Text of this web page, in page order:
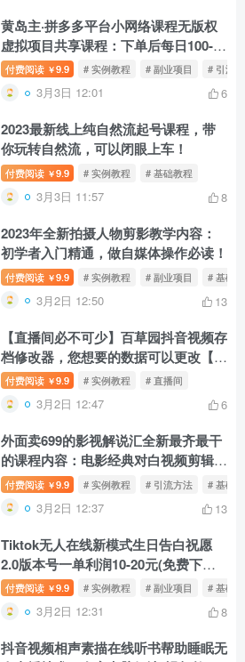
黄岛主·拼多多平台小网络课程无版权
虚拟项目共享课程：下单后每日100-
200收入
付费阅读 ￥9.9 # 实例教程 # 副业项目 # 引流
3月3日 12:01 6
2023最新线上纯自然流起号课程，带
你玩转自然流，可以闭眼上车！
付费阅读 ￥9.9 # 实例教程 # 基础教程
3月3日 11:57 8
2023年全新拍摄人物剪影教学内容：
初学者入门精通，做自媒体操作必读！
付费阅读 ￥9.9 # 实例教程 # 副业项目 # 基础
3月2日 12:50 13
【直播间必不可少】百草园抖音视频存
档修改器，您想要的数据可以更改【永
久剧本制作详细实例教程】
付费阅读 ￥9.9 # 实例教程 # 直播间
3月2日 12:47 6
外面卖699的影视解说汇全新最齐最干
的课程内容：电影经典对白视频剪辑搬
运视频直播卖货
付费阅读 ￥9.9 # 实例教程 # 引流方法 # 基础
3月2日 12:37 13
Tiktok无人在线新模式生日告白祝愿
2.0版本号一单利润10-20元(免费下载
模板软件)
付费阅读 ￥9.9 # 实例教程 # 副业项目 # 基础
3月2日 12:31 8
抖音视频相声素描在线听书帮助睡眠无